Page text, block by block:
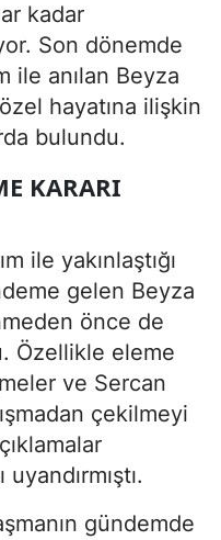
kadar
Son dönemde
ile anılan Beyza
hayatına ilişkin
bulundu.
KARARI
ile yakınlaştığı
gelen Beyza
önce de
Özellikle eleme
ve Sercan
çekilmeyi
gündemde